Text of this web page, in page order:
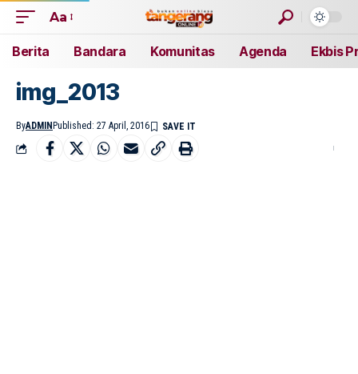
Aa
Berita Bandara Komunitas Agenda Ekbis
img_2013
ByADMIN Published: 27 April, 2016